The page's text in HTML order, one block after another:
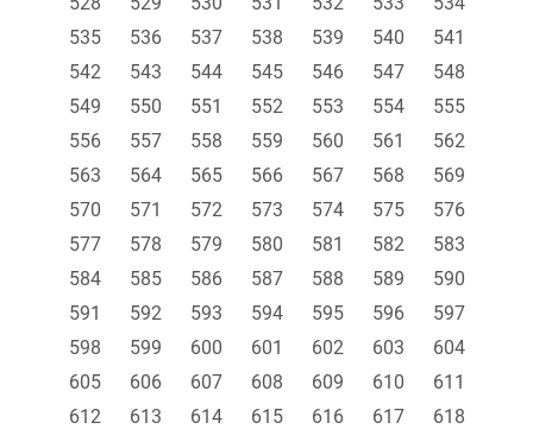
535
536 537 538 539 540
541
542
543 544 545 546 547
548
549
550 551 552 553 554
555
556
557 558 559 560 561
562
563
564 565 566 567 568
569
570
571 572 573 574 575
576
577
578 579 580 581 582
583
584
585 586 587 588 589
590
591
592 593 594 595 596
597
598
599 600 601 602 603
604
605
606 607 608 609 610
611
612
613 614 615 616 617
618